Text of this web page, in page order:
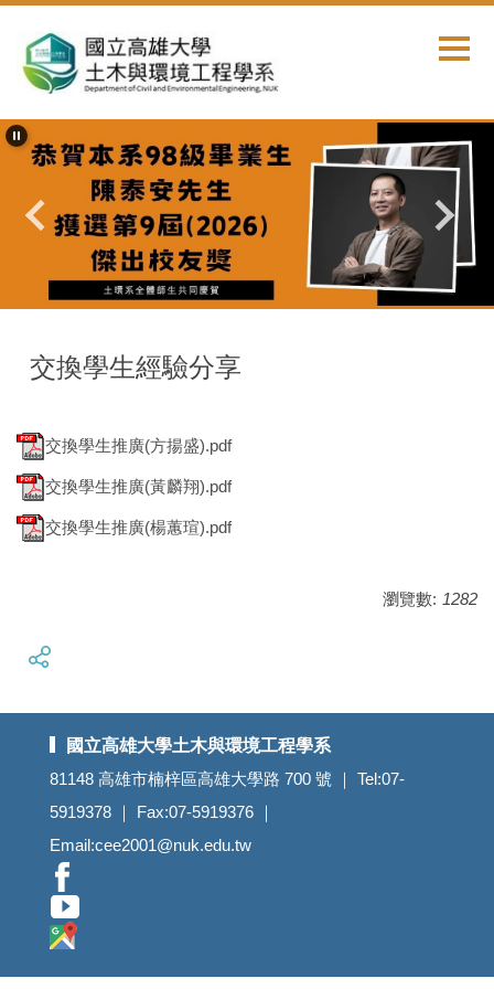
到
主
內
容
首頁 國際交流
交換學生經驗分享
交換學生推廣(方揚盛).pdf
交換學生推廣(黃麟翔).pdf
交換學生推廣(楊蕙瑄).pdf
瀏覽數: 1282
國立高雄大學土木與環境工程學系
81148 高雄市楠梓區高雄大學路 700 號 ｜ Tel:07-
5919378 ｜ Fax:07-5919376 ｜
Email:cee2001@nuk.edu.tw